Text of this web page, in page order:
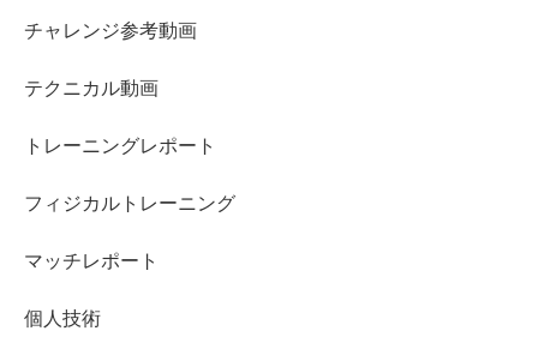
チャレンジ参考動画
テクニカル動画
トレーニングレポート
フィジカルトレーニング
マッチレポート
個人技術